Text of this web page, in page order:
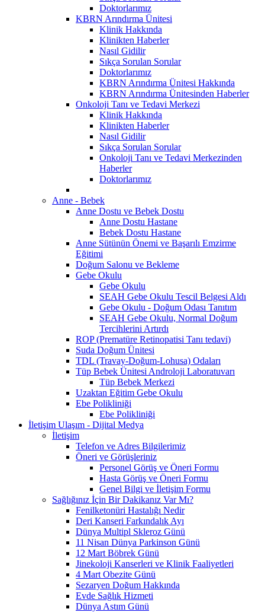
Doktorlarımız
KBRN Arındırma Ünitesi
Klinik Hakkında
Klinikten Haberler
Nasıl Gidilir
Sıkça Sorulan Sorular
Doktorlarımız
KBRN Arındırma Ünitesi Hakkında
KBRN Arındırma Ünitesinden Haberler
Onkoloji Tanı ve Tedavi Merkezi
Klinik Hakkında
Klinikten Haberler
Nasıl Gidilir
Sıkça Sorulan Sorular
Onkoloji Tanı ve Tedavi Merkezinden
Haberler
Doktorlarımız
Anne - Bebek
Anne Dostu ve Bebek Dostu
Anne Dostu Hastane
Bebek Dostu Hastane
Anne Sütünün Önemi ve Başarılı Emzirme
Eğitimi
Doğum Salonu ve Bekleme
Gebe Okulu
Gebe Okulu
SEAH Gebe Okulu Tescil Belgesi Aldı
Gebe Okulu - Doğum Odası Tanıtım
SEAH Gebe Okulu, Normal Doğum
Tercihlerini Artırdı
ROP (Prematüre Retinopatisi Tanı tedavi)
Suda Doğum Ünitesi
TDL (Travay-Doğum-Lohusa) Odaları
Tüp Bebek Ünitesi Androloji Laboratuvarı
Tüp Bebek Merkezi
Uzaktan Eğitim Gebe Okulu
Ebe Polikliniği
Ebe Polikliniği
İletişim Ulaşım - Dijital Medya
İletişim
Telefon ve Adres Bilgilerimiz
Öneri ve Görüşleriniz
Personel Görüş ve Öneri Formu
Hasta Görüş ve Öneri Formu
Genel Bilgi ve İletişim Formu
Sağlığınız İçin Bir Dakikanız Var Mı?
Fenilketonüri Hastalığı Nedir
Deri Kanseri Farkındalık Ayı
Dünya Multipl Skleroz Günü
11 Nisan Dünya Parkinson Günü
12 Mart Böbrek Günü
Jinekoloji Kanserleri ve Klinik Faaliyetleri
4 Mart Obezite Günü
Sezaryen Doğum Hakkında
Evde Sağlık Hizmeti
Dünya Astım Günü